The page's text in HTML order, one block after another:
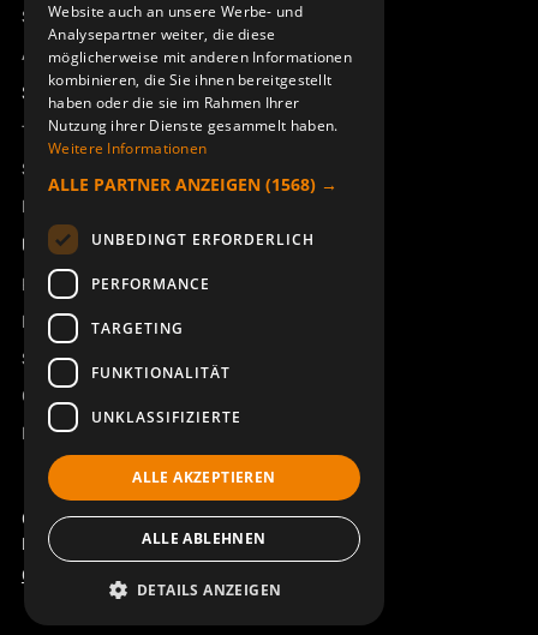
Sesam
Access_Ctrl
Support
Technischer Support
Service buchen
Handbücher und Videoanleitungen
Über Åkerströms
Kontakt
Neuigkeiten
Sicherheit und Richtlinien
Geschäftsbedingungen
REACH
Copyright ©2026 Åkerströms. All rights reserved.
Björbovägen 143, 786 97 Björbo.
Code of Conduct
Website auch an unsere Werbe- und
Analysepartner weiter, die diese
möglicherweise mit anderen Informationen
kombinieren, die Sie ihnen bereitgestellt
haben oder die sie im Rahmen Ihrer
Nutzung ihrer Dienste gesammelt haben.
Weitere Informationen
ALLE PARTNER ANZEIGEN (1568) →
UNBEDINGT ERFORDERLICH
PERFORMANCE
TARGETING
FUNKTIONALITÄT
UNKLASSIFIZIERTE
ALLE AKZEPTIEREN
ALLE ABLEHNEN
DETAILS ANZEIGEN